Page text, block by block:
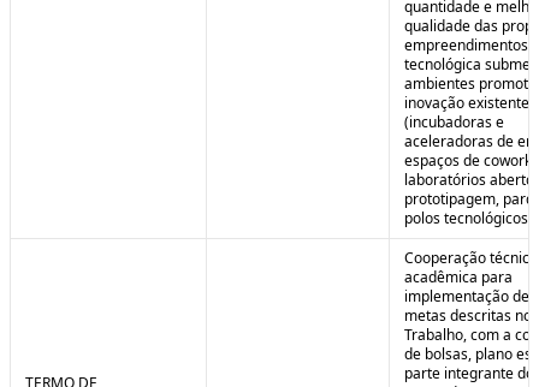
quantidade e
qualidade das
empreendimentos
tecnológica
ambientes
inovação
(incubadoras e
aceleradoras de
espaços de
laboratórios
prototipagem,
polos tecnológicos
TERMO DE
Cooperação
acadêmica para
implementação de
metas descritas no
Trabalho, com a
de bolsas, plano
parte integrante do